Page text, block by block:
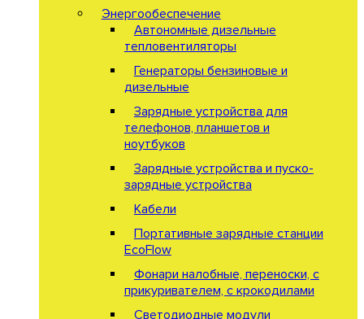
Энергообеспечение
Автономные дизельные
тепловентиляторы
Генераторы бензиновые и
дизельные
Зарядные устройства для
телефонов, планшетов и
ноутбуков
Зарядные устройства и пуско-
зарядные устройства
Кабели
Портативные зарядные станции
EcoFlow
Фонари налобные, переноски, с
прикуривателем, с крокодилами
Светодиодные модули